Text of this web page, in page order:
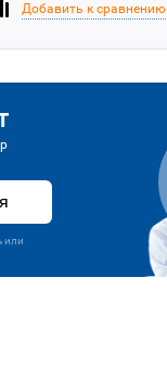
Добавить к сравнению
или